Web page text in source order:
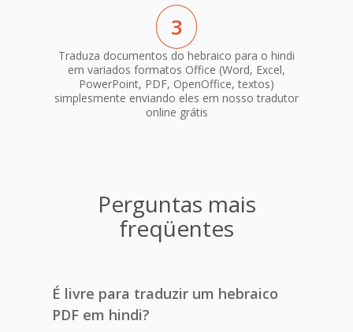
3
Traduza documentos do hebraico para o hindi
em variados formatos Office (Word, Excel,
PowerPoint, PDF, OpenOffice, textos)
simplesmente enviando eles em nosso tradutor
online grátis
Perguntas mais
freqüentes
É livre para traduzir um hebraico
PDF em hindi?